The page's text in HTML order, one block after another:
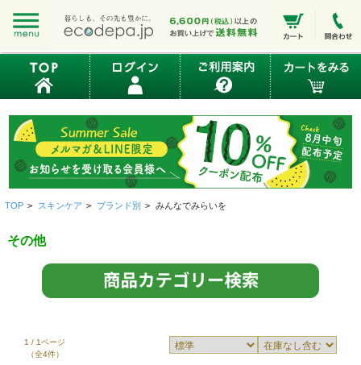
TOP > スキンケア > ブランド別 > みんなでみらいを
その他
1 / 1ページ
（全4件）